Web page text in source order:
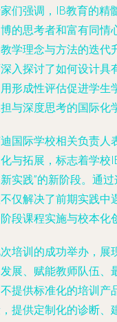
们强调，IB教育的精
的思考者和富有同情
学理念与方法的迭代
入探讨了如何设计具
形成性评估促进学生
与深度思考的国际化
国际学校相关负责人
与拓展，标志着学校
实践”的新阶段。通
仅解决了前期实践中
段课程实施与校本化
培训的成功举办，展
展、赋能教师队伍、
提供标准化的培训产
提供定制化的诊断、